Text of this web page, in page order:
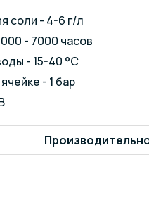
соли - 4-6 г/л
- 7000 часов
- 15-40 °С
- 1 бар